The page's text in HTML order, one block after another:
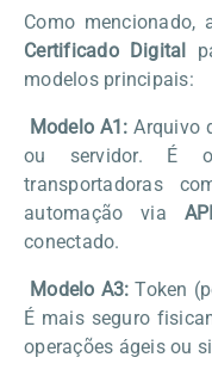
Como mencionado,
Certificado Digital
modelos principais:
Modelo A1: Arquivo
ou servidor. É o
transportadoras
automação via API
conectado.
Modelo A3: Token
É mais seguro
operações ágeis ou